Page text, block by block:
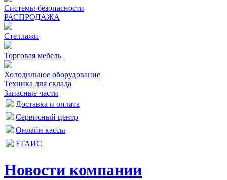
Системы безопасности
РАСПРОДАЖА
Стеллажи
Торговая мебель
Холодильное оборудование
Техника для склада
Запасные части
Доставка и оплата
Сервисный центр
Онлайн кассы
ЕГАИС
Новости компании